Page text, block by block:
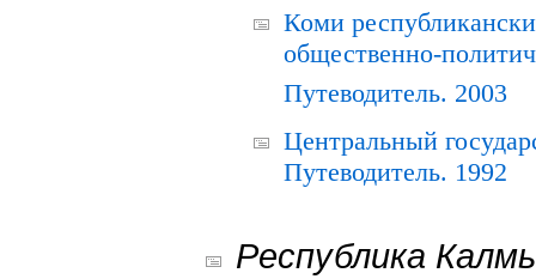
Коми
общественно-
Путеводитель. 2003
Центральный
Путеводитель. 1992
Республика